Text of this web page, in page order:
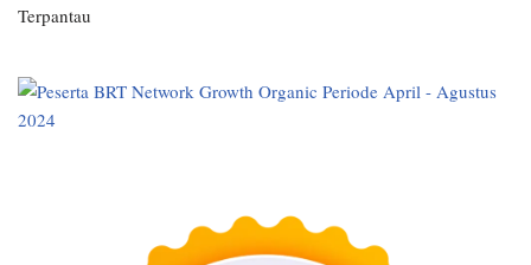
Terpantau